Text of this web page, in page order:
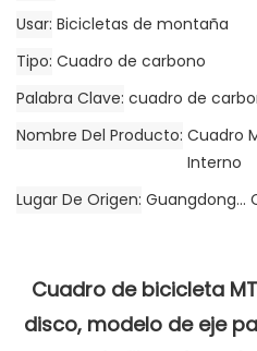
Usar Bicicletas de montaña
Tipo Cuadro de carbono
Palabra Clave cuadro de
Nombre Del Producto Cuadro
Interno
Lugar De Origen Guangdong...
Cuadro de bicicleta
disco, modelo de eje